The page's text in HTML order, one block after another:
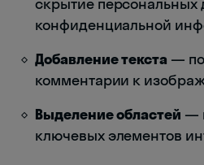
скрытие персональных
конфиденциальной
Добавление текста —
комментарии к
Выделение областей —
ключевых элементов